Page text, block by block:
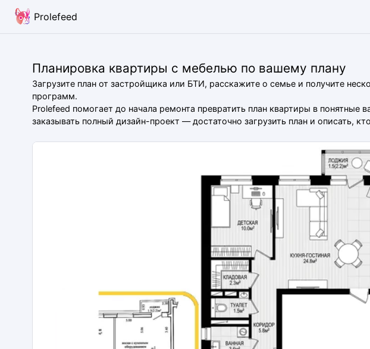
Prolefeed
Планировка квартиры с мебелью по вашему плану
Загрузите план от застройщика или БТИ, расскажите о семье и получите
программ.
Prolefeed помогает до начала ремонта превратить план квартиры в
заказывать полный дизайн-проект — достаточно загрузить план и описать,